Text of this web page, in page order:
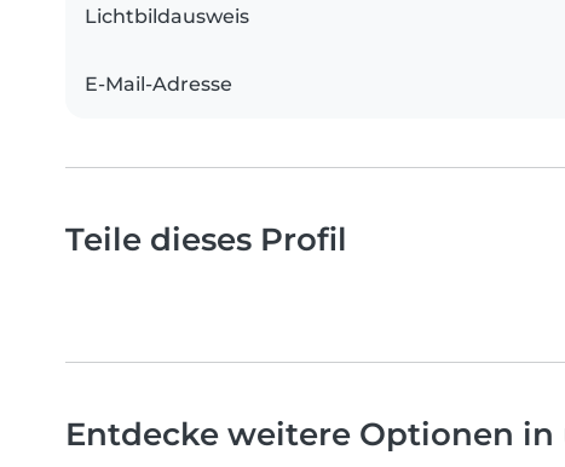
Lichtbildausweis
E-Mail-Adresse
Teile dieses Profil
Entdecke weitere Optionen